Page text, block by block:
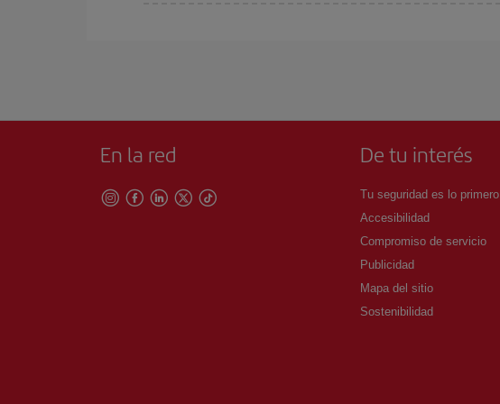
En la red De tu interés
Tu seguridad es lo primero
Accesibilidad
Compromiso de servicio
Publicidad
Mapa del sitio
Sostenibilidad